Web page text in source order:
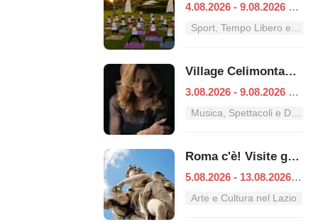
4.08.2026 - 9.08.2026 |
Sport, Tempo Libero e Divertimento nel Lazio
Village Celimontana: gli appuntamenti dal 3 al 9 agosto
3.08.2026 - 9.08.2026 |
Musica, Spettacoli e Danza nel Lazio
Roma c'è! Visite guidate (anche per bambini) dal 5 al 13 agosto 2026
5.08.2026 - 13.08.2026
|
Arte e Cultura nel Lazio